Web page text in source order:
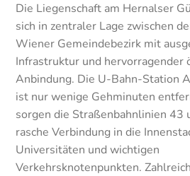
Die Liegenschaft am Hernalser
sich in zentraler Lage zwischen
Wiener Gemeindebezirk mit
Infrastruktur und hervorragender
Anbindung. Die U-Bahn-Station
ist nur wenige Gehminuten
sorgen die Straßenbahnlinien 43
rasche Verbindung in die
Universitäten und wichtigen
Verkehrsknotenpunkten.